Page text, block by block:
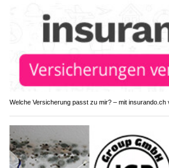
Welche Versicherung passt zu mir? – mit insurando.ch